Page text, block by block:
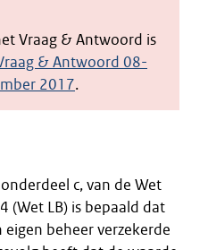
Vraag & Antwoord is
& Antwoord 08-
2017.
c, van de Wet
(Wet LB) is bepaald dat
beheer verzekerde